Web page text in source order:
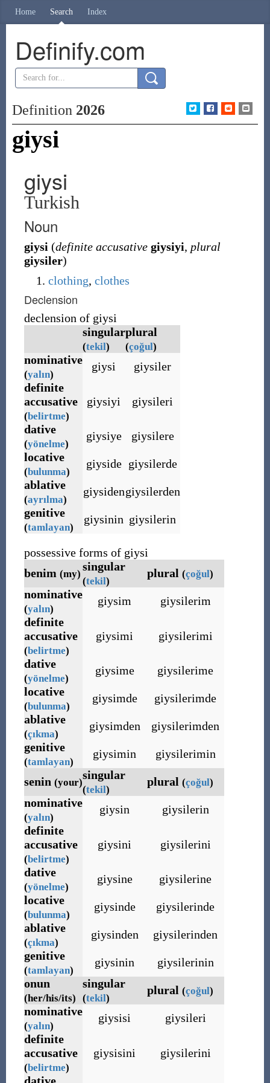
Home Search Index
Definify.com
Definition 2026
giysi
giysi
Turkish
Noun
giysi (definite accusative giysiyi, plural
giysiler)
clothing, clothes
Declension
declension of giysi
singular
(tekil)
plural
(çoğul)
nominative
(yalın)
giysi
giysiler
definite
accusative
(belirtme)
giysiyi giysileri
dative
(yönelme)
giysiye
giysilere
locative
(bulunma)
giyside giysilerde
ablative
(ayrılma)
giysidengiysilerden
genitive
(tamlayan)
giysinin giysilerin
possessive forms of giysi
benim (my)
singular
(tekil)
plural (çoğul)
nominative
(yalın)
giysim
giysilerim
definite
accusative
(belirtme)
giysimi giysilerimi
dative
(yönelme)
giysime
giysilerime
locative
(bulunma)
giysimde
giysilerimde
ablative
(çıkma)
giysimden
giysilerimden
genitive
(tamlayan)
giysimin giysilerimin
senin (your)
singular
(tekil)
plural (çoğul)
nominative
(yalın)
giysin
giysilerin
definite
accusative
(belirtme)
giysini giysilerini
dative
(yönelme)
giysine
giysilerine
locative
(bulunma)
giysinde
giysilerinde
ablative
(çıkma)
giysinden
giysilerinden
genitive
(tamlayan)
giysinin
giysilerinin
onun
(her/his/its)
singular
(tekil)
plural (çoğul)
nominative
(yalın)
giysisi
giysileri
definite
accusative
(belirtme)
giysisini giysilerini